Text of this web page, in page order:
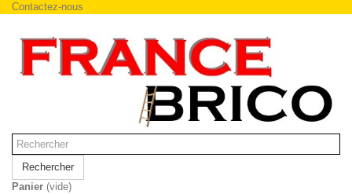
Contactez-nous
Rechercher
Panier (vide)